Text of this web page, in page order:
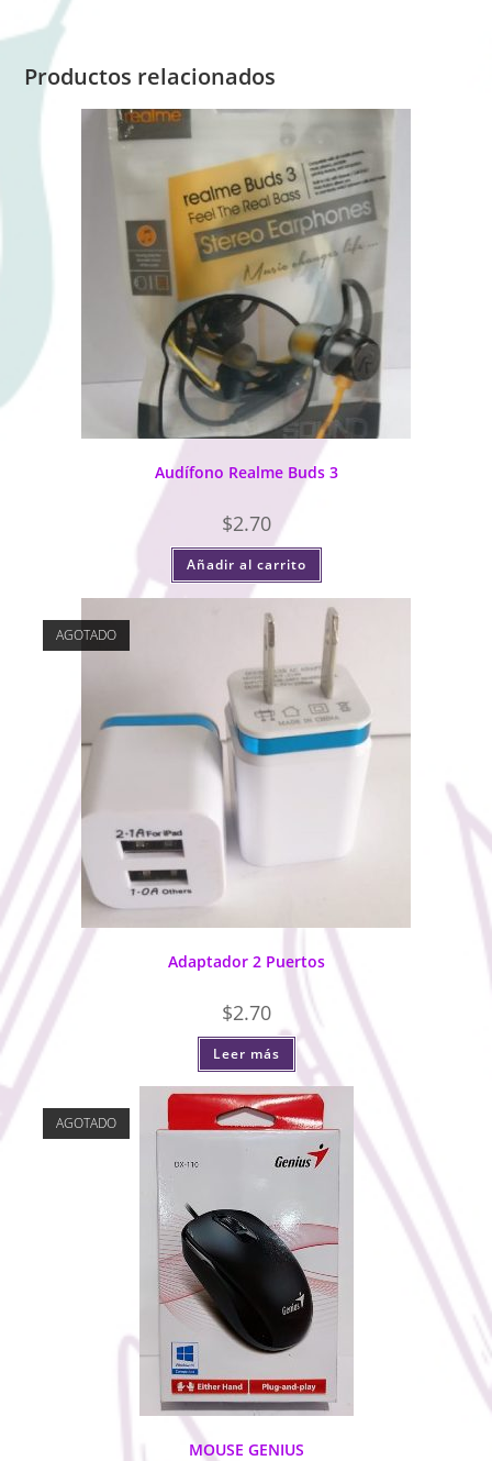
Productos relacionados
Audífono Realme Buds 3
$2.70
Añadir al carrito
AGOTADO
Adaptador 2 Puertos
$2.70
Leer más
AGOTADO
MOUSE GENIUS